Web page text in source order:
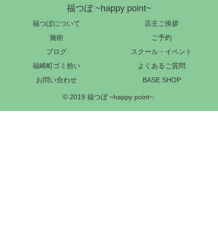
福つぼ ~happy point~
福つぼについて
店主ご挨拶
施術
ご予約
ブログ
スクール・イベント
福崎町ゴミ拾い
よくあるご質問
お問い合わせ
BASE SHOP
© 2019 福つぼ ~happy point~.